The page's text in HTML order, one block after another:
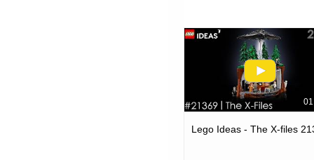
Lego Ideas - The X-files